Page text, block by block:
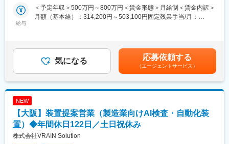
◇Phoenix（フェニックス）:不良品の判断、検査を行い製造業の
検査工程を支援するシステムです。人件費や工数を削減します
・キーエンス出身の代表の下、優秀なメンバーと切磋琢磨しなが
ら圧倒的な成長環境を目指せる環境です
・当社は設立4年で上場いたしました。製造業界は107 兆円という
巨大な市場規模で労働人口が減少している現代では生産性向上・
コスト効率化に繋がるデジタル投資は高い水準が見込まれており
得からクロージングまで一気通貫で対応することや課題に合わせ
たコンサルティング提案であるため営業スキルが身につきます
変更の範囲：会社の定める業務
AI活用までを見据えた高付加価値なソリューションを提案してい
ただきます。
■業務内容
◎新規開拓／ソリューション提案
※展示会で交流した顧客が多く、全体の8割が既存や紹介の依頼で
す。見込み顧客に効率的にアプローチいただきます。
・課題の特定： 現場の設計リソースの逼迫など、潜在的なボトル
給与
＜予定年収＞500万円～800万円＜賃金形態＞月給制＜賃金内訳＞
月額（基本給）：314,200円～503,100円固定残業手当/月：
年収はスキルと経験により変動します■給与補足：・固定残業代：
45時間分を含みます・月給制：年収の12分割した金額と月給とし
て支給します■賞与：業績と評価に応じて支給する場合があります
■昇給：年1～2回（評価に応じて定められます）賃金はあくまで
も目安の金額であり、選考を通じて上下する可能性があります。
気になる 応募依頼する
（エージェントサービス）
NEW
【大阪】装置提案営業（製造業向けAI検査・自動化装
置）◆年間休日122日／土日祝休み
株式会社VRAIN Solution